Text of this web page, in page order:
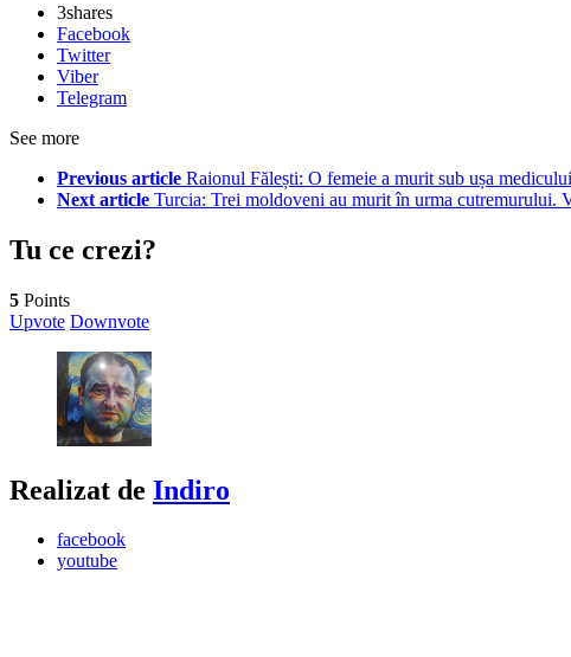
3shares
Facebook
Twitter
Viber
Telegram
See more
Previous article Raionul Fălești: O femeie a murit sub ușa
Next article Turcia: Trei moldoveni au murit în urma cutremurului.
Tu ce crezi?
5 Points
Upvote Downvote
Realizat de Indiro
facebook
youtube